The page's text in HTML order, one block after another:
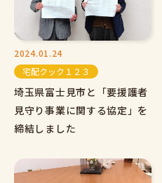
2024.01.24
宅配クック１２３
埼玉県富士見市と「要援護者
見守り事業に関する協定」を
締結しました